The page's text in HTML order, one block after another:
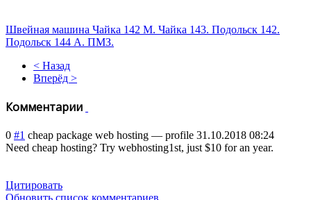
Швейная машина Чайка 142 М. Чайка 143. Подольск 142.
Подольск 144 А. ПМЗ.
< Назад
Вперёд >
Комментарии
0 #1 cheap package web hosting — profile 31.10.2018 08:24
Need cheap hosting? Try webhosting1st, just $10 for an year.
Цитировать